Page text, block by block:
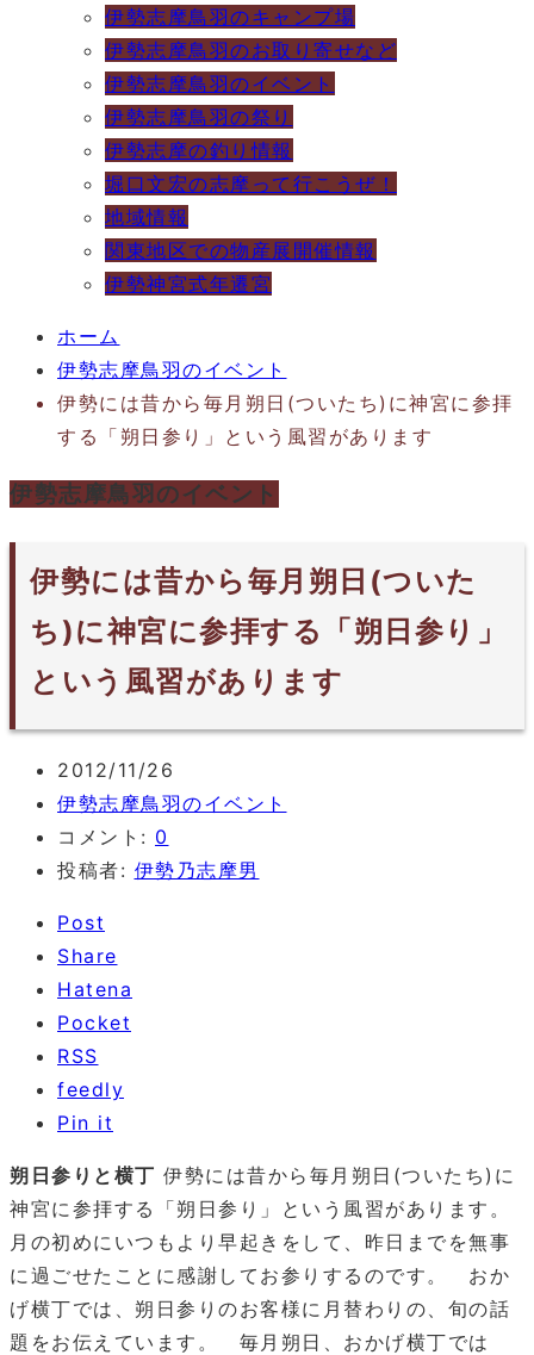
伊勢志摩鳥羽のキャンプ場
伊勢志摩鳥羽のお取り寄せなど
伊勢志摩鳥羽のイベント
伊勢志摩鳥羽の祭り
伊勢志摩の釣り情報
堀口文宏の志摩って行こうぜ！
地域情報
関東地区での物産展開催情報
伊勢神宮式年遷宮
ホーム
伊勢志摩鳥羽のイベント
伊勢には昔から毎月朔日(ついたち)に神宮に参拝
する「朔日参り」という風習があります
伊勢志摩鳥羽のイベント
伊勢には昔から毎月朔日(ついた
ち)に神宮に参拝する「朔日参り」
という風習があります
2012/11/26
伊勢志摩鳥羽のイベント
コメント: 0
投稿者: 伊勢乃志摩男
Post
Share
Hatena
Pocket
RSS
feedly
Pin it
朔日参りと横丁 伊勢には昔から毎月朔日(ついたち)に
神宮に参拝する「朔日参り」という風習があります。
月の初めにいつもより早起きをして、昨日までを無事
に過ごせたことに感謝してお参りするのです。 おか
げ横丁では、朔日参りのお客様に月替わりの、旬の話
題をお伝えています。 毎月朔日、おかげ横丁では